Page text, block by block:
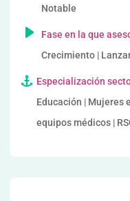
Notable
Fase en la que
Crecimiento |
Especialización
Educación | Mujeres
equipos médicos |